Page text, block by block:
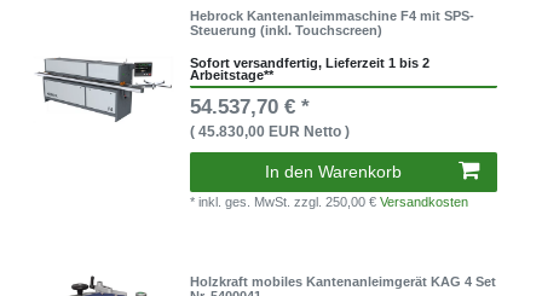
Hebrock Kantenanleimmaschine F4 mit SPS-
Steuerung (inkl. Touchscreen)
Sofort versandfertig, Lieferzeit 1 bis 2
Arbeitstage**
54.537,70 € *
( 45.830,00 EUR Netto )
In den Warenkorb
* inkl. ges. MwSt.zzgl. 250,00 €Versandkosten
Holzkraft mobiles Kantenanleimgerät KAG 4 Set